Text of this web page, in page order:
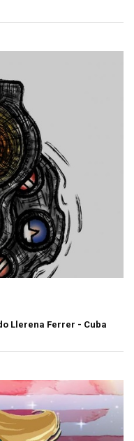
Llerena Ferrer - Cuba